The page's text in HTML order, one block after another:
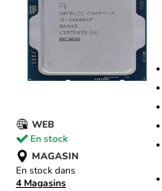
WEB
En stock
MAGASIN
En stock dans
4 Magasins